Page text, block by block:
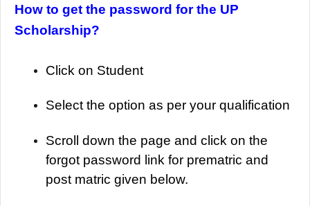
How to get the password for the UP
Scholarship?
Click on Student
Select the option as per your qualification
Scroll down the page and click on the
forgot password link for prematric and
post matric given below.